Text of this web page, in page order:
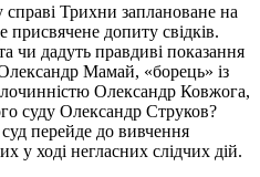
Трихни заплановане на
присвячене допиту свідків.
чи дадуть правдиві показання
Мамай, «борець» із
Олександр Ковжога,
суду Олександр Струков?
перейде до вивчення
у ході негласних слідчих дій.